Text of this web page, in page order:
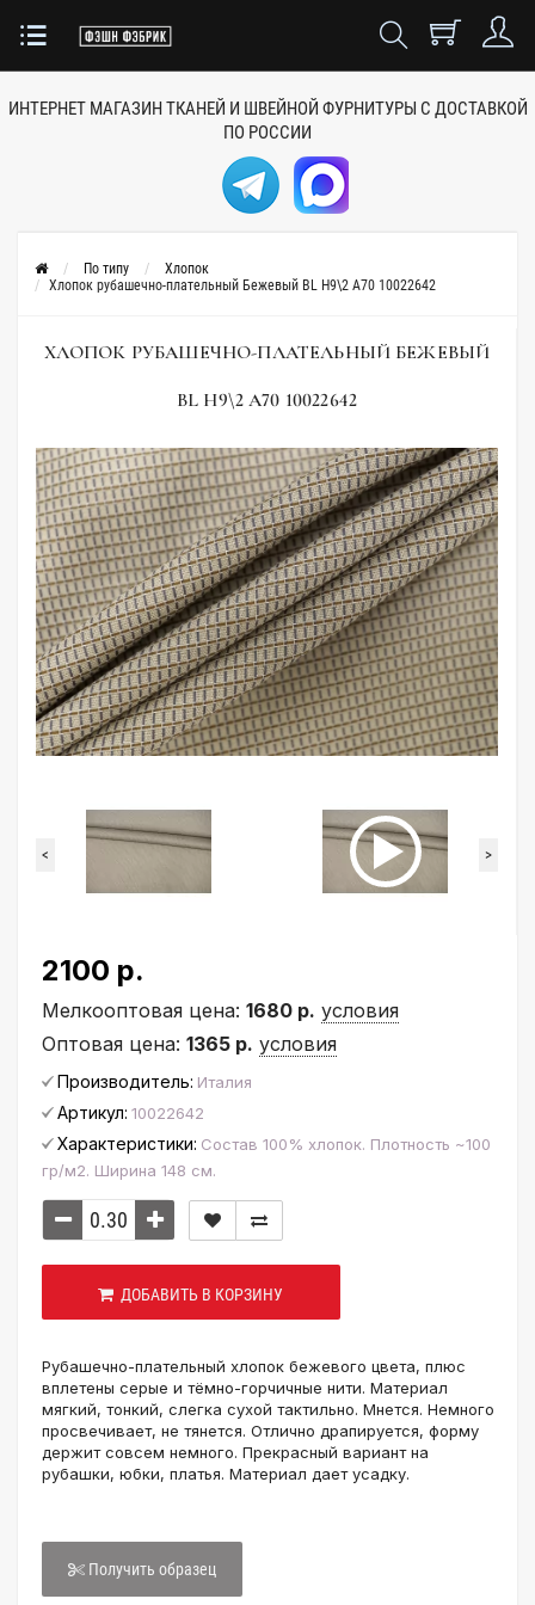
ИНТЕРНЕТ МАГАЗИН ТКАНЕЙ И ШВЕЙНОЙ ФУРНИТУРЫ С ДОСТАВКОЙ
ПО РОССИИ
По типу
Хлопок
Хлопок рубашечно-плательный Бежевый BL H9\2 A70 10022642
ХЛОПОК РУБАШЕЧНО-ПЛАТЕЛЬНЫЙ БЕЖЕВЫЙ
BL H9\2 A70 10022642
< >
2100 р.
Мелкооптовая цена: 1680 р. условия
Оптовая цена: 1365 р. условия
Производитель: Италия
Артикул: 10022642
Характеристики: Состав 100% хлопок. Плотность ~100
гр/м2. Ширина 148 см.
ДОБАВИТЬ В КОРЗИНУ
Рубашечно-плательный хлопок бежевого цвета, плюс
вплетены серые и тёмно-горчичные нити. Материал
мягкий, тонкий, слегка сухой тактильно. Мнется. Немного
просвечивает, не тянется. Отлично драпируется, форму
держит совсем немного. Прекрасный вариант на
рубашки, юбки, платья. Материал дает усадку.
Получить образец